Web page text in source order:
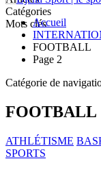
Catégories
Mots clésAccueil
FOOTBALL
Page 2
Catégorie de
FOOTBALL
ATHLÉTISME
SPORTS